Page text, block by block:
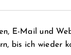
E-Mail und
bis ich wieder